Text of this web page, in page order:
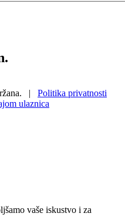
. | Politika privatnosti
ulaznica
vaše iskustvo i za